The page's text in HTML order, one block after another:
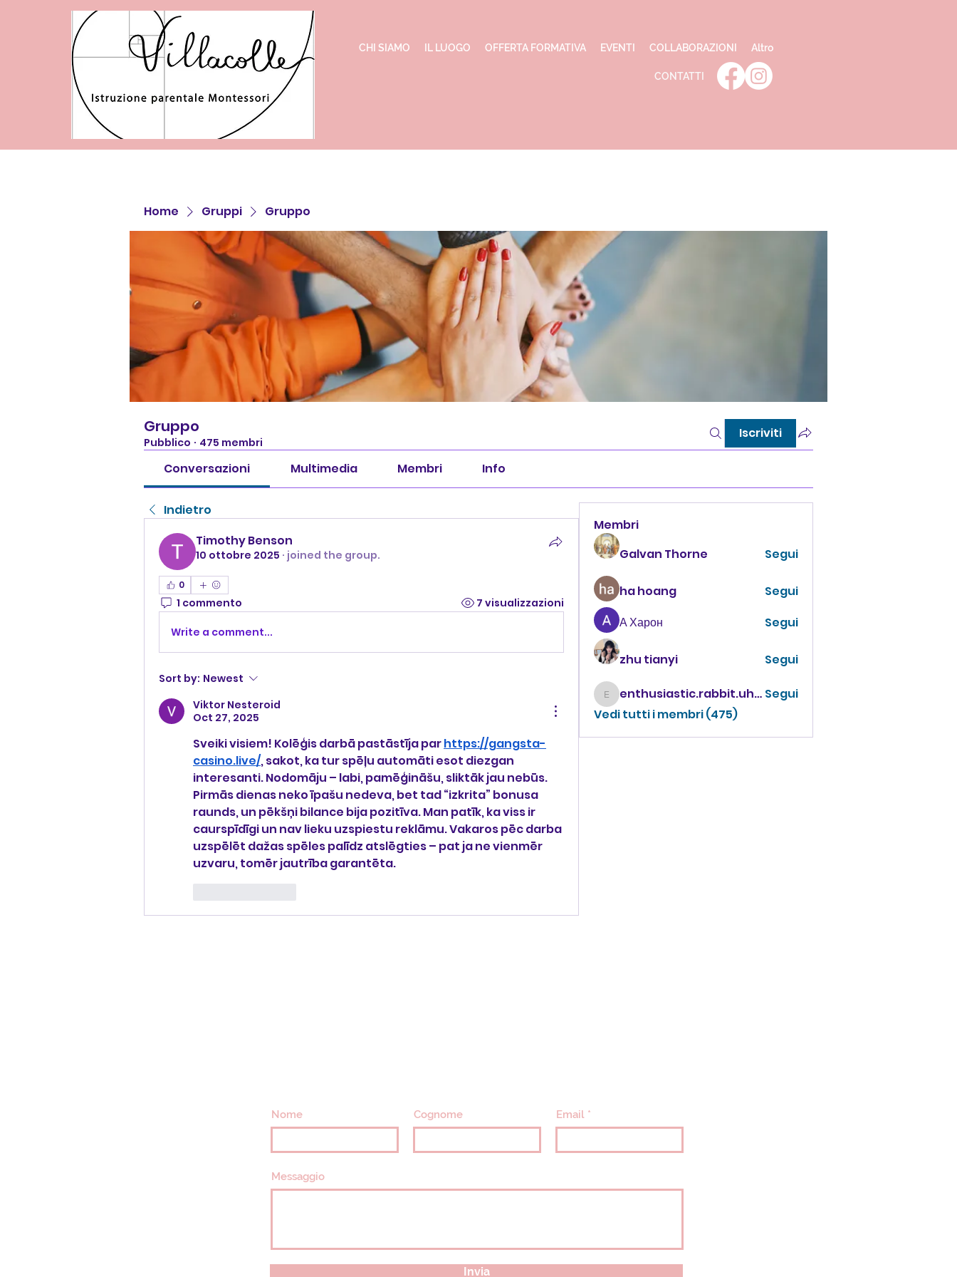
CHI SIAMO IL LUOGO OFFERTA FORMATIVA EVENTI COLLABORAZIONI Altro
CONTATTI
Home Gruppi Gruppo
Gruppo
Pubblico · 475 membri
Iscriviti
Conversazioni Multimedia Membri Info
Indietro
Timothy Benson
10 ottobre 2025 · joined the group.
0
1 commento 7 visualizzazioni
Write a comment...
Sort by: Newest
Viktor Nesteroid
Oct 27, 2025
Sveiki visiem! Kolēģis darbā pastāstīja par https://gangsta-
casino.live/, sakot, ka tur spēļu automāti esot diezgan
interesanti. Nodomāju – labi, pamēģināšu, sliktāk jau nebūs.
Pirmās dienas neko īpašu nedeva, bet tad “izkrita” bonusa
raunds, un pēkšņi bilance bija pozitīva. Man patīk, ka viss ir
caurspīdīgi un nav lieku uzspiestu reklāmu. Vakaros pēc darba
uzspēlēt dažas spēles palīdz atslēgties – pat ja ne vienmēr
uzvaru, tomēr jautrība garantēta.
Membri
Galvan Thorne
Segui
ha hoang
Segui
А Харон
Segui
zhu tianyi Segui
enthusiastic.rabbit.uhur enthusiastic.rabbit.uhur Segui
Vedi tutti i membri (475)
Nome Cognome Email
Messaggio
Invia